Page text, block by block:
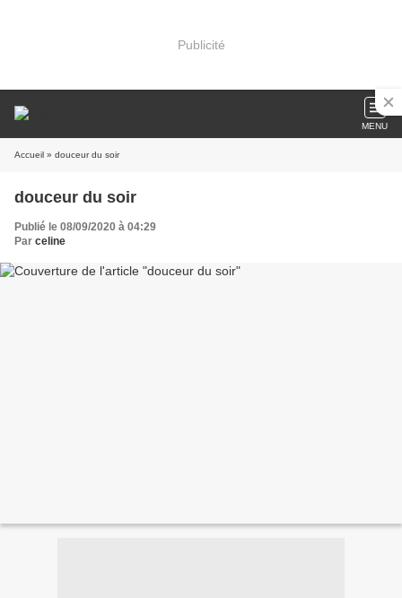
Publicité
MENU
Accueil » douceur du soir
douceur du soir
Publié le 08/09/2020 à 04:29
Par celine